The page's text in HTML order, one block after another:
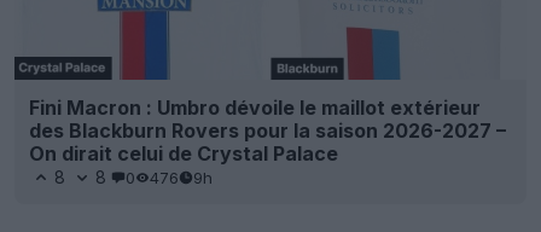
Fini Macron : Umbro dévoile le maillot extérieur
des Blackburn Rovers pour la saison 2026-2027 –
On dirait celui de Crystal Palace
8 8 0 476 9h